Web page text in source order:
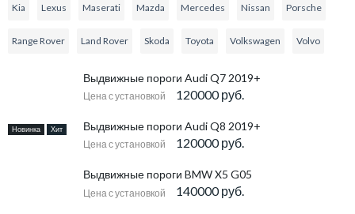
Kia Lexus Maserati Mazda Mercedes Nissan Porsche
Range Rover Land Rover Skoda Toyota Volkswagen Volvo
Выдвижные пороги Audi Q7 2019+
Цена с установкой 120000 руб.
Новинка Хит Выдвижные пороги Audi Q8 2019+
Цена с установкой 120000 руб.
Выдвижные пороги BMW X5 G05
Цена с установкой 140000 руб.